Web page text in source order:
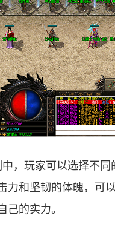
中，玩家可以选择不
力和坚韧的体魄，可
己的实力。